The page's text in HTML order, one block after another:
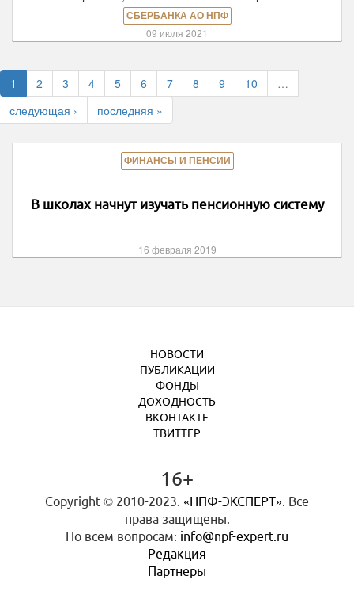
СБЕРБАНКА АО НПФ
09 июля 2021
1 2 3 4 5 6 7 8 9 10
…
следующая ›
последняя »
ФИНАНСЫ И ПЕНСИИ
В школах начнут изучать пенсионную систему
16 февраля 2019
НОВОСТИ
ПУБЛИКАЦИИ
ФОНДЫ
ДОХОДНОСТЬ
ВКОНТАКТЕ
ТВИТТЕР
16+
Copyright © 2010-2023. «НПФ-ЭКСПЕРТ». Все
права защищены.
По всем вопросам: info@npf-expert.ru
Редакция
Партнеры